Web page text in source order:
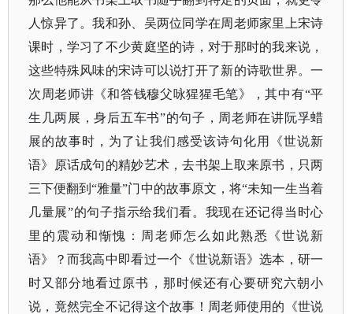
人惊异了。我和孙、吴两位同学在周老师家里上宋诗
课时，学习了不少黄庭坚的诗，对于那时的我来说，
这些特殊风味的宋诗可以说打开了新的诗歌世界。一
次周老师讲《和答钱穆父咏猩猩毛笔》，其中有“平
生几两展，身后五车书”的句子，周老师在讲阮孚蜡
展的故事时，为了让我们感受该诗句化用《世说新
语》原话成句的精妙艺术，去书架上取来原书，只两
三下便翻到“雅量”门中的故事原文，将“未知一生当着
几量展”的句子指示给我们看。我现在还记得当时心
里的震动和惭愧：周老师怎么如此熟悉《世说新
语》？而我高中即看过一个《世说新语》选本，研一
时又部分地看过原书，那时候还有心要研究六朝小
说，竟然完全不记得这个故事！周老师使用的《世说